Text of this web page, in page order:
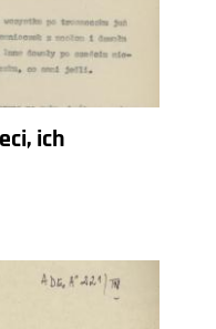
ich